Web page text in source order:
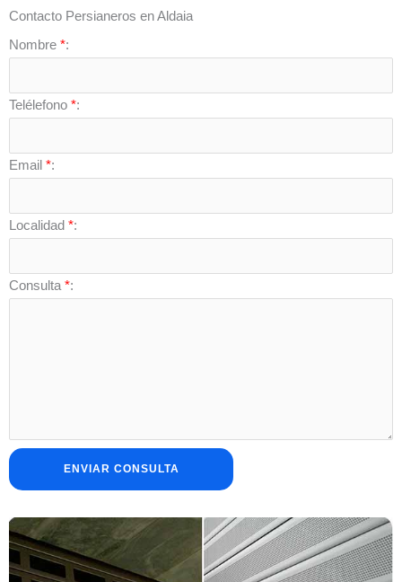
Contacto Persianeros en Aldaia
Nombre *:
Telélefono *:
Email *:
Localidad *:
Consulta *: